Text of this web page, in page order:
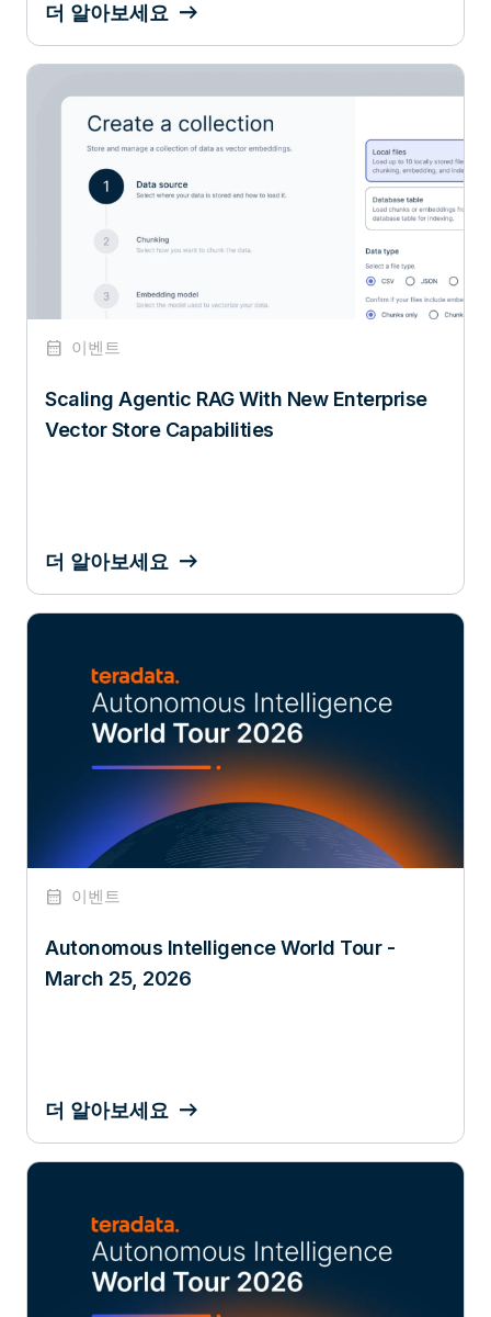
더 알아보세요
calendar_month 이벤트
Scaling Agentic RAG With New Enterprise
Vector Store Capabilities
더 알아보세요
calendar_month 이벤트
Autonomous Intelligence World Tour -
March 25, 2026
더 알아보세요